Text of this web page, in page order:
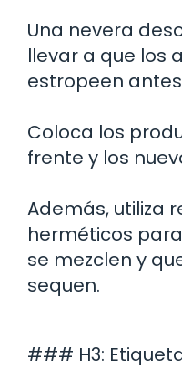
Una nevera
llevar a que los
estropeen
Coloca los
frente y los
Además, utiliza
herméticos
se mezclen y
sequen.
### H3: